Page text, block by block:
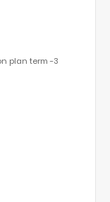
plan term -3